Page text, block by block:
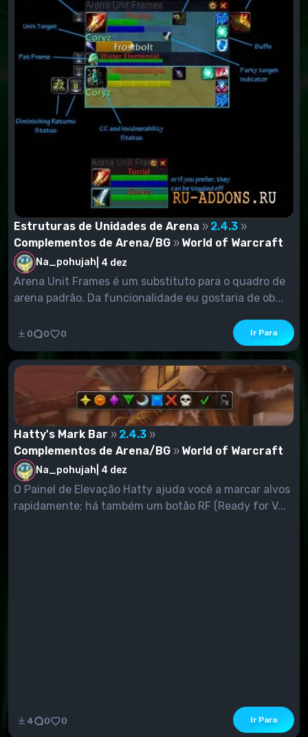
Estruturas de Unidades de Arena
2.4.3
Complementos de Arena/BG
World of Warcraft
Na_pohujah 4 dez
Arena Unit Frames é um substituto para o quadro de
arena padrão. Da funcionalidade eu gostaria de ob...
0 0 0 Ir Para
Hatty's Mark Bar
2.4.3
Complementos de Arena/BG
World of Warcraft
Na_pohujah 4 dez
O Painel de Elevação Hatty ajuda você a marcar alvos
rapidamente; há também um botão RF (Ready for V...
4 0 0 Ir Para